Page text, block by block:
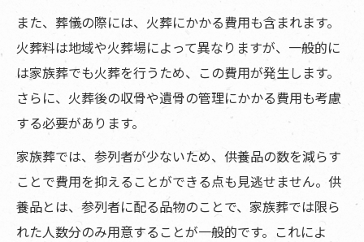
また、葬儀の際には、火葬にかかる費用も含まれます。
火葬料は地域や火葬場によって異なりますが、一般的に
は家族葬でも火葬を行うため、この費用が発生します。
さらに、火葬後の収骨や遺骨の管理にかかる費用も考慮
する必要があります。
家族葬では、参列者が少ないため、供養品の数を減らす
ことで費用を抑えることができる点も見逃せません。供
養品とは、参列者に配る品物のことで、家族葬では限ら
れた人数分のみ用意することが一般的です。これによ